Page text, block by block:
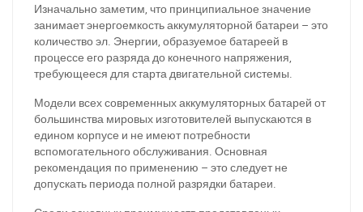
Изначально заметим, что принципиальное значение
занимает энергоемкость аккумуляторной батареи – это
количество эл. Энергии, образуемое батареей в
процессе его разряда до конечного напряжения,
требующееся для старта двигательной системы.
Модели всех современных аккумуляторных батарей от
большинства мировых изготовителей выпускаются в
едином корпусе и не имеют потребности
вспомогательного обслуживания. Основная
рекомендация по применению – это следует не
допускать периода полной разрядки батареи.